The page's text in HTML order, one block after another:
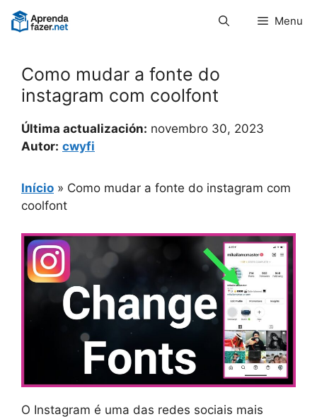
Pular
para
Menu
Como mudar a fonte do
instagram com coolfont
Última actualización: novembro 30, 2023
Autor: cwyfi
Início » Como mudar a fonte do instagram com
coolfont
O Instagram é uma das redes sociais mais